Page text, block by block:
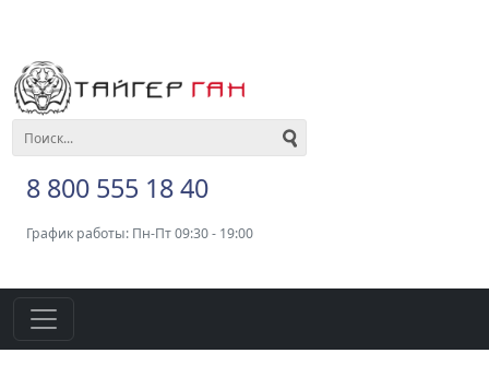
8 800 555 18 40
График работы: Пн-Пт 09:30 - 19:00